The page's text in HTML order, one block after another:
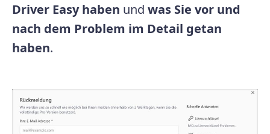
Driver Easy haben und was Sie vor und
nach dem Problem im Detail getan
haben.